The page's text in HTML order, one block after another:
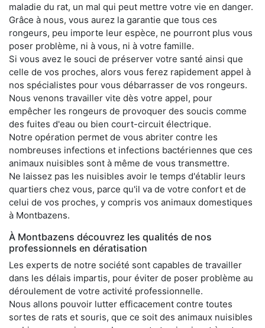
maladie du rat, un mal qui peut mettre votre vie en danger.
Grâce à nous, vous aurez la garantie que tous ces
rongeurs, peu importe leur espèce, ne pourront plus vous
poser problème, ni à vous, ni à votre famille.
Si vous avez le souci de préserver votre santé ainsi que
celle de vos proches, alors vous ferez rapidement appel à
nos spécialistes pour vous débarrasser de vos rongeurs.
Nous venons travailler vite dès votre appel, pour
empêcher les rongeurs de provoquer des soucis comme
des fuites d'eau ou bien court-circuit électrique.
Notre opération permet de vous abriter contre les
nombreuses infections et infections bactériennes que ces
animaux nuisibles sont à même de vous transmettre.
Ne laissez pas les nuisibles avoir le temps d'établir leurs
quartiers chez vous, parce qu'il va de votre confort et de
celui de vos proches, y compris vos animaux domestiques
à Montbazens.
À Montbazens découvrez les qualités de nos
professionnels en dératisation
Les experts de notre société sont capables de travailler
dans les délais impartis, pour éviter de poser problème au
déroulement de votre activité professionnelle.
Nous allons pouvoir lutter efficacement contre toutes
sortes de rats et souris, que ce soit des animaux nuisibles